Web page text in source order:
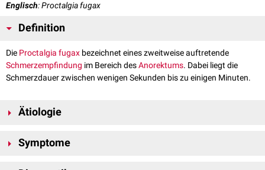
Englisch: Proctalgia fugax
Definition
Die Proctalgia fugax bezeichnet eines zweitweise auftretende
Schmerzempfindung im Bereich desAnorektums. Dabei liegt die
Schmerzdauer zwischen wenigen Sekunden bis zu einigen Minuten.
Ätiologie
wird allerdings vermutet, dass es sich um eine
Symptome